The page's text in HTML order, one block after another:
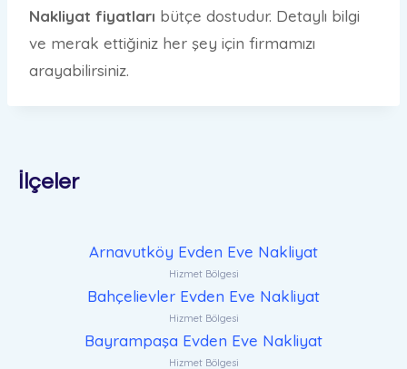
Nakliyat fiyatları bütçe dostudur. Detaylı bilgi
ve merak ettiğiniz her şey için firmamızı
arayabilirsiniz.
İlçeler
Arnavutköy Evden Eve Nakliyat
Hizmet Bölgesi
Bahçelievler Evden Eve Nakliyat
Hizmet Bölgesi
Bayrampaşa Evden Eve Nakliyat
Hizmet Bölgesi